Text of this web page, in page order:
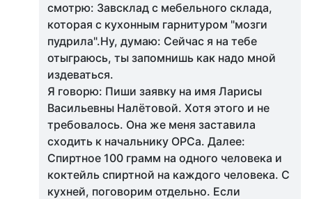
смотрю: Завсклад с мебельного склада,
которая с кухонным гарнитуром "мозги
пудрила".Ну, думаю: Сейчас я на тебе
отыграюсь, ты запомнишь как надо мной
издеваться.
Я говорю: Пиши заявку на имя Ларисы
Васильевны Налётовой. Хотя этого и не
требовалось. Она же меня заставила
сходить к начальнику ОРСа. Далее:
Спиртное 100 грамм на одного человека и
коктейль спиртной на каждого человека. С
кухней, поговорим отдельно. Если